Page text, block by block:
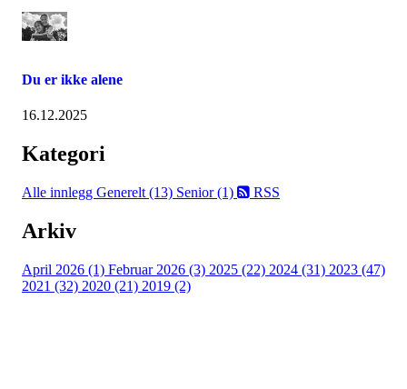
Du er ikke alene
16.12.2025
Kategori
Alle innlegg Generelt (13) Senior (1) RSS
Arkiv
April 2026 (1) Februar 2026 (3) 2025 (22) 2024 (31) 2023 (47)
2021 (32) 2020 (21) 2019 (2)